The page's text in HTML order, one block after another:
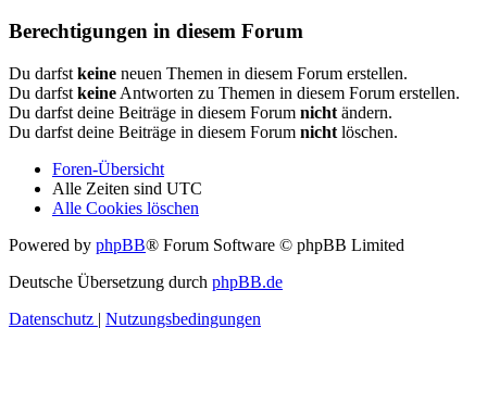
Berechtigungen in diesem Forum
Du darfst keine neuen Themen in diesem Forum erstellen.
Du darfst keine Antworten zu Themen in diesem Forum erstellen.
Du darfst deine Beiträge in diesem Forum nicht ändern.
Du darfst deine Beiträge in diesem Forum nicht löschen.
Foren-Übersicht
Alle Zeiten sind UTC
Alle Cookies löschen
Powered by phpBB® Forum Software © phpBB Limited
Deutsche Übersetzung durch phpBB.de
Datenschutz | Nutzungsbedingungen